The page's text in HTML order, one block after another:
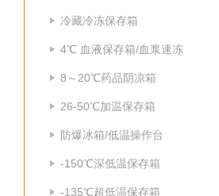
冷藏冷冻保存箱
4℃ 血液保存箱/血浆速冻
8～20℃药品阴凉箱
26-50℃加温保存箱
防爆冰箱/低温操作台
-150℃深低温保存箱
-135℃超低温保存箱